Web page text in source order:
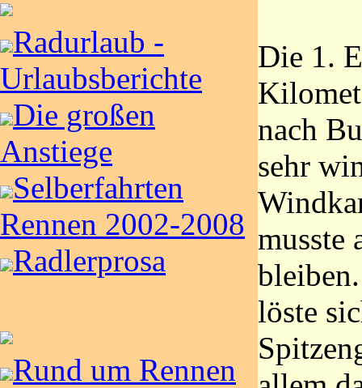
Radurlaub -
Urlaubsberichte
Die großen
Anstiege
Selberfahrten
Rennen 2002-2008
Radlerprosa
Rund um Rennen
Die 1.
nach
sehr
musste
löste